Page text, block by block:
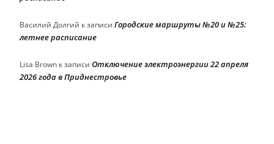
Василий Долгий к записи Городские маршруты №20 и №25:
летнее расписание
Lisa Brown к записи Отключение электроэнергии 22 апреля
2026 года в Приднестровье